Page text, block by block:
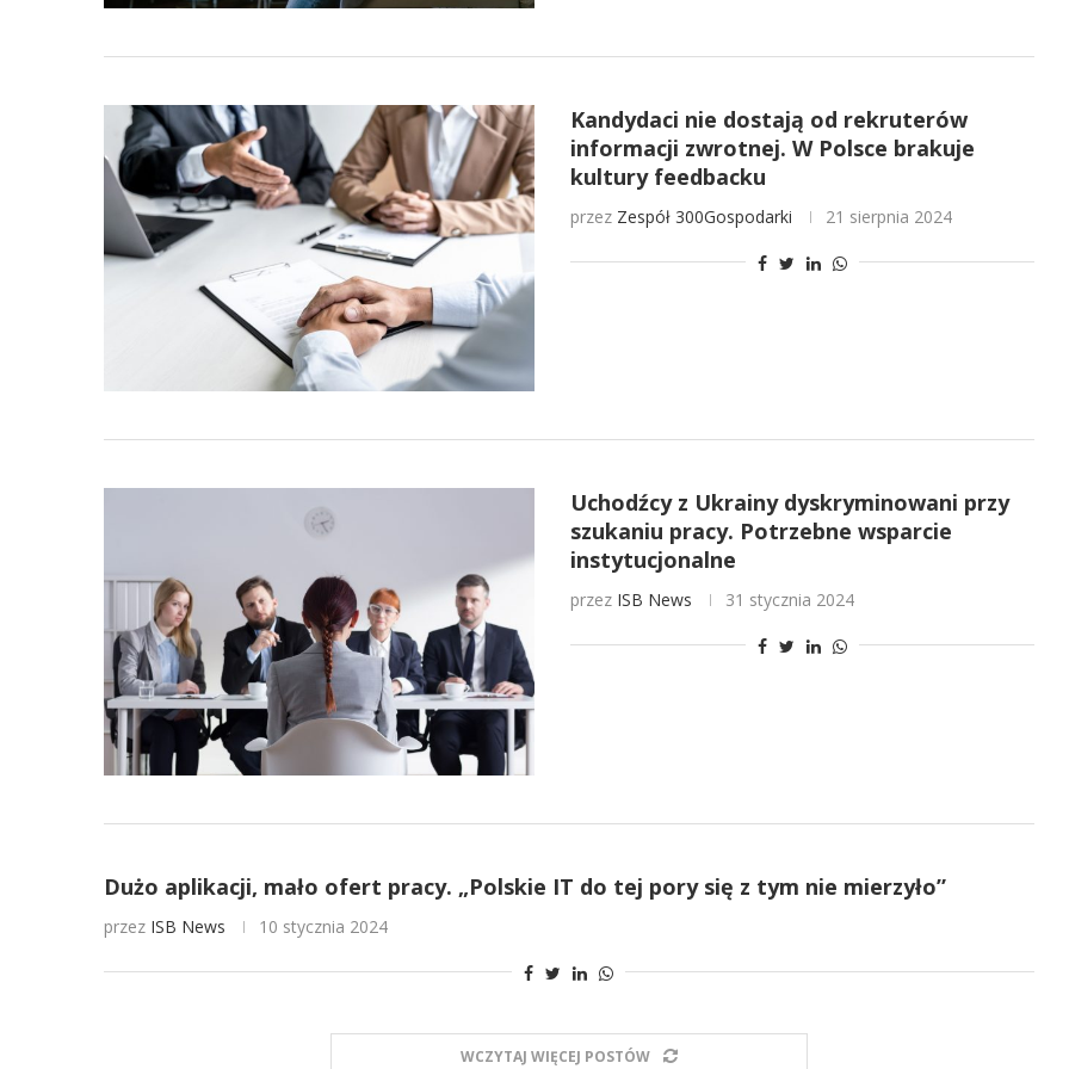
Kandydaci nie dostają od rekruterów
informacji zwrotnej. W Polsce brakuje
kultury feedbacku
przez Zespół 300Gospodarki 21 sierpnia 2024
Uchodźcy z Ukrainy dyskryminowani przy
szukaniu pracy. Potrzebne wsparcie
instytucjonalne
przez ISB News 31 stycznia 2024
Dużo aplikacji, mało ofert pracy. „Polskie IT do tej pory się z tym nie mierzyło”
przez ISB News 10 stycznia 2024
WCZYTAJ WIĘCEJ POSTÓW